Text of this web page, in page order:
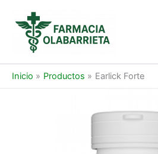
contenido
Inicio Productos Earlick Forte